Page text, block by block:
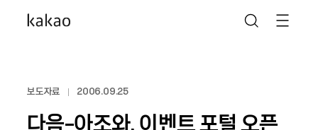
보도자료 2006.09.25
다음-아조와, 이벤트 포털 오픈